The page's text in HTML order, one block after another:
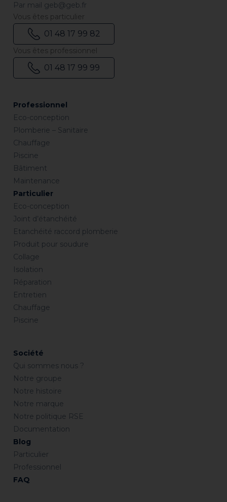
Professionnel
Eco-conception
Plomberie – Sanitaire
Chauffage
Piscine
Bâtiment
Maintenance
Particulier
Eco-conception
Joint d’étanchéité
Etanchéité raccord plomberie
Produit pour soudure
Collage
Isolation
Réparation
Entretien
Chauffage
Piscine
Société
Qui sommes nous ?
Notre groupe
Notre histoire
Notre marque
Notre politique RSE
Documentation
Blog
Particulier
Professionnel
FAQ
Par mail geb@geb.fr
Vous êtes particulier
01 48 17 99 82
Vous êtes professionnel
01 48 17 99 99